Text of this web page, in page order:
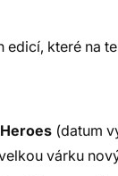
edicí, které na
(datum
várku